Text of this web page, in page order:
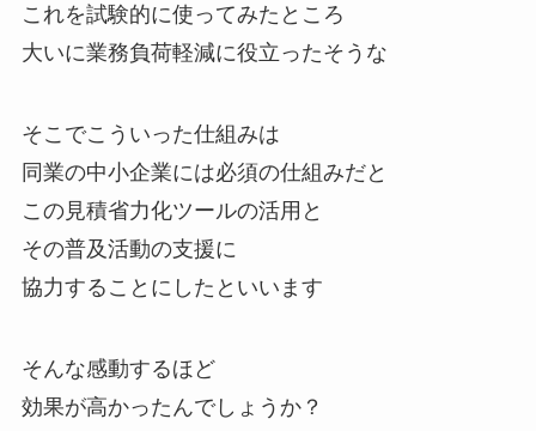
これを試験的に使ってみたところ
大いに業務負荷軽減に役立ったそうな
そこでこういった仕組みは
同業の中小企業には必須の仕組みだと
この見積省力化ツールの活用と
その普及活動の支援に
協力することにしたといいます
そんな感動するほど
効果が高かったんでしょうか？